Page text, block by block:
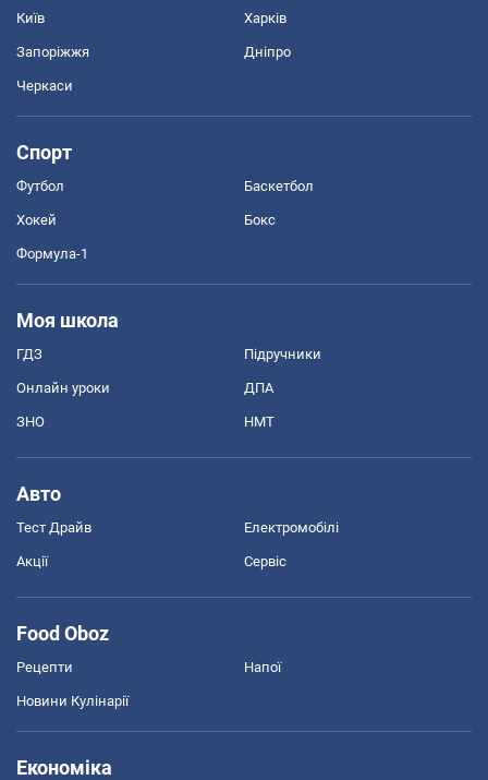
Київ Харків
Запоріжжя Дніпро
Черкаси
Спорт
Футбол Баскетбол
Хокей Бокс
Формула-1
Моя школа
ГДЗ Підручники
Онлайн уроки ДПА
ЗНО НМТ
Авто
Тест Драйв Електромобілі
Акції Сервіс
Food Oboz
Рецепти Напої
Новини Кулінарії
Економіка